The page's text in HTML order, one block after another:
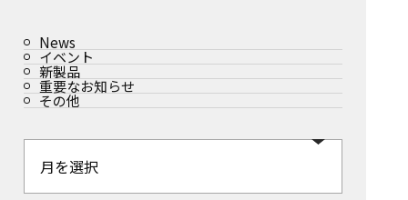
News
イベント
新製品
重要なお知らせ
その他